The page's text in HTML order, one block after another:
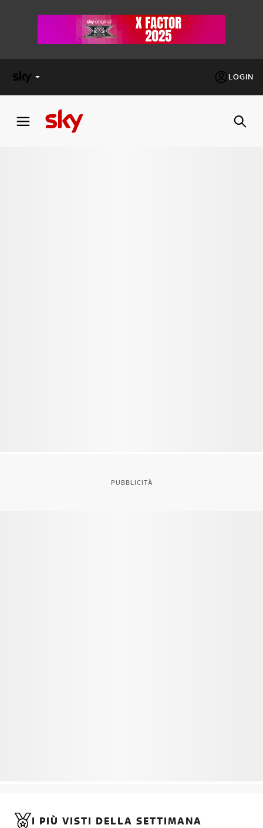
LOGIN
FACTOR
PUBBLICITÀ
I PIÙ VISTI DELLA SETTIMANA